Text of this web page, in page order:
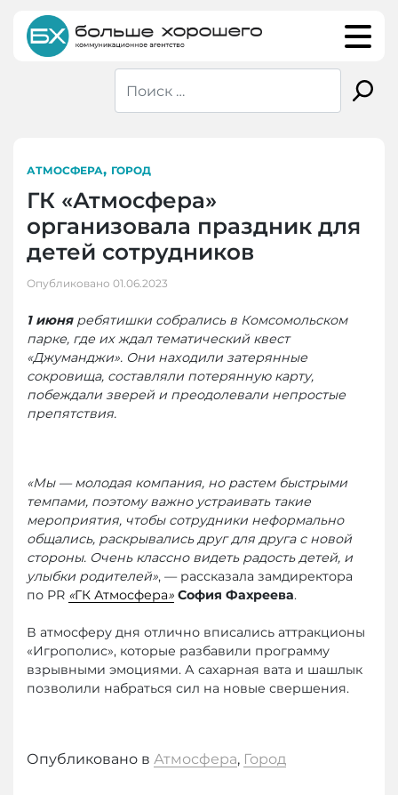
content
АТМОСФЕРА, ГОРОД
ГК «Атмосфера»
организовала праздник для
детей сотрудников
Опубликовано 01.06.2023
1 июняребятишки собрались в Комсомольском
парке, где их ждал тематический квест
«Джуманджи». Они находили затерянные
сокровища, составляли потерянную карту,
побеждали зверей и преодолевали непростые
препятствия.
«Мы — молодая компания, но растем быстрыми
темпами, поэтому важно устраивать такие
мероприятия, чтобы сотрудники неформально
общались, раскрывались друг для друга с новой
стороны. Очень классно видеть радость детей, и
улыбки родителей», — рассказала замдиректора
по PR «ГК Атмосфера» София Фахреева.
В атмосферу дня отлично вписались аттракционы
«Игрополис», которые разбавили программу
взрывными эмоциями. А сахарная вата и шашлык
позволили набраться сил на новые свершения.
Опубликовано в Атмосфера, Город